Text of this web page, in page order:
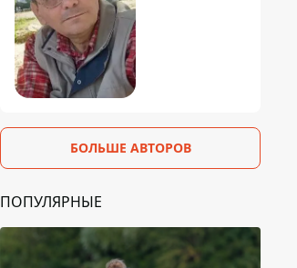
БОЛЬШЕ АВТОРОВ
ПОПУЛЯРНЫЕ